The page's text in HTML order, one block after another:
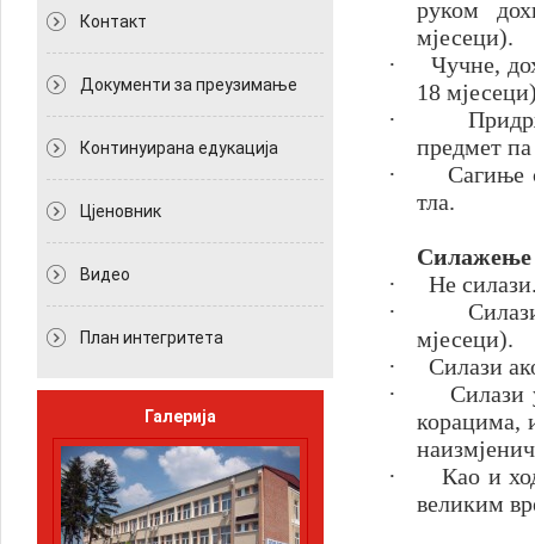
Контакт
Документи за преузимање
Континуирана едукација
Цјеновник
Видео
План интегритета
Галерија
руком
мјесеци).
·
Чучне,
18
·
предмет
·
Сагиње
тла.
Силажење
·
Не
·
мјесеци).
·
Силази
·
Силази
корацима,
·
Као и
великим